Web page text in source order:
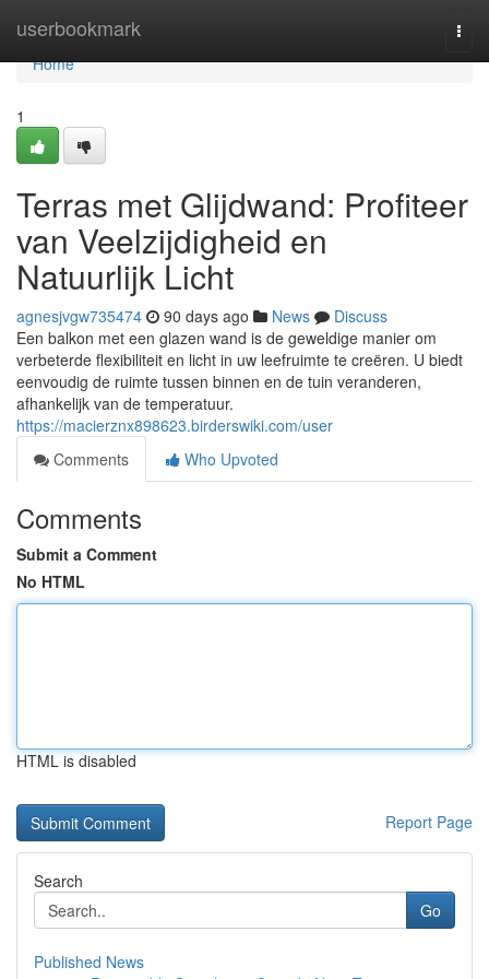
userbookmark
Home
Home
1
Terras met Glijdwand: Profiteer
van Veelzijdigheid en
Natuurlijk Licht
agnesjvgw735474 90 days ago News
Discuss
Een balkon met een glazen wand is de geweldige manier om
verbeterde flexibiliteit en licht in uw leefruimte te creëren. U biedt
eenvoudig de ruimte tussen binnen en de tuin veranderen,
afhankelijk van de temperatuur.
https://macierznx898623.birderswiki.com/user
Comments
Who Upvoted
Comments
Submit a Comment
No HTML
HTML is disabled
Report Page
Search
Go
Published News